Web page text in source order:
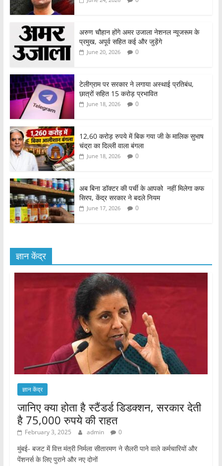
अरुण चौहान होंगे अमर उजाला नेशनल न्यूजरूम के
प्रमुख, अपूर्व सहित कई और जुड़ेंगे
June 20, 2026 0
टेलीग्राम पर सरकार ने लगाया अस्थाई प्रतिबंध,
छात्रों सहित 15 करोड़ प्रभावित
June 18, 2026 0
12,60 करोड़ रुपये में बिक गया जी के मालिक सुभाष
चंद्रा का दिल्ली वाला बंगला
June 18, 2026 0
अब बिना डॉक्टर की पर्ची के आपको नहीं मिलेगा कफ
सिरप, केंद्र सरकार ने बदले नियम
June 17, 2026 0
ज्ञान केंद्र
ज्ञान केंद्र
जानिए क्या होता है स्टैंडर्ड डिडक्शन, सरकार देती
है 75,000 रुपये की राहत
February 3, 2025 admin 0
मुंबई- बजट में वित्त मंत्री निर्मला सीतारमण ने सैलरी पाने वाले कर्मचारियों और
पेंशनर्स के लिए पुराने और नए दोनों